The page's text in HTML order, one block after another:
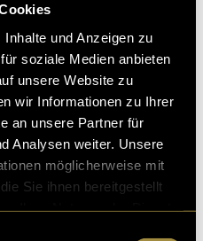
und Anzeigen zu
soziale Medien anbieten
unsere Website zu
wir Informationen zu Ihrer
an unsere Partner für
Analysen weiter. Unsere
möglicherweise mit
Sie ihnen bereitgestellt